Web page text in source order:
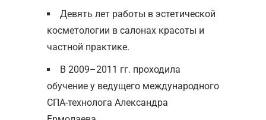
Девять лет работы в эстетической
косметологии в салонах красоты и
частной практике.
В 2009–2011 гг. проходила
обучение у ведущего международного
СПА-технолога Александра